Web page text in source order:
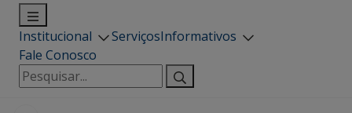
Institucional ServiçosInformativos
Fale Conosco
Pesquisar
por: